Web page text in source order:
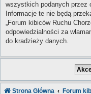
wszystkich podanych przez
Informacje te nie będą
„Forum kibiców Ruchu
odpowiedzialności za
do kradzieży danych.
Strona Główna Forum